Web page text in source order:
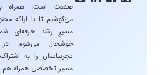
صنعت است. همراه
می‌کوشیم تا با ارائه
مسیرِ رشد حرفه‌ای
خوشحال می‌شوم در
تجربیاتمان را به
مسیر تخصصی همراه هم